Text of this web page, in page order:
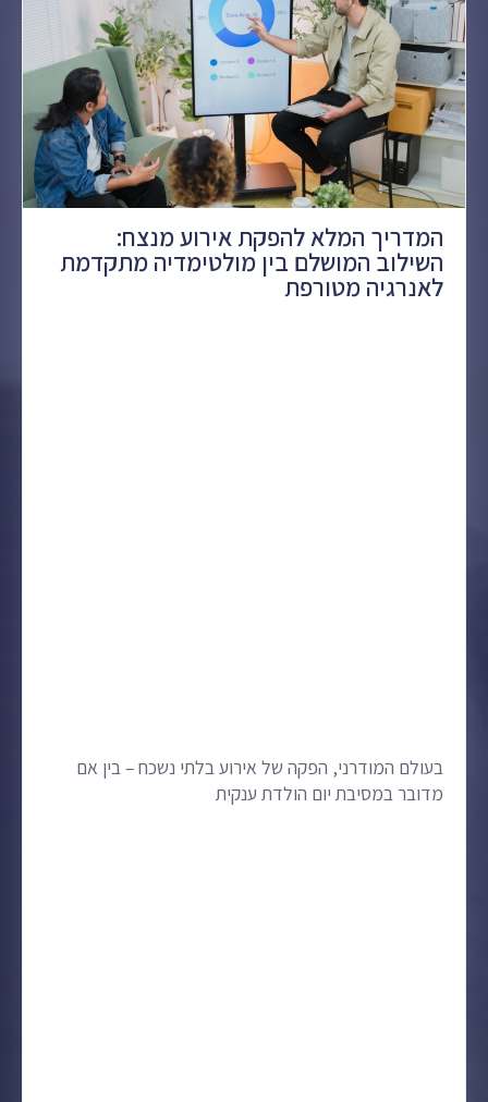
המדריך המלא להפקת אירוע מנצח:
השילוב המושלם בין מולטימדיה מתקדמת
לאנרגיה מטורפת
בעולם המודרני, הפקה של אירוע בלתי נשכח – בין אם
מדובר במסיבת יום הולדת ענקית